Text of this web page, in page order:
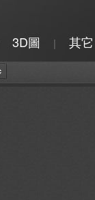
3D圖 | 其它